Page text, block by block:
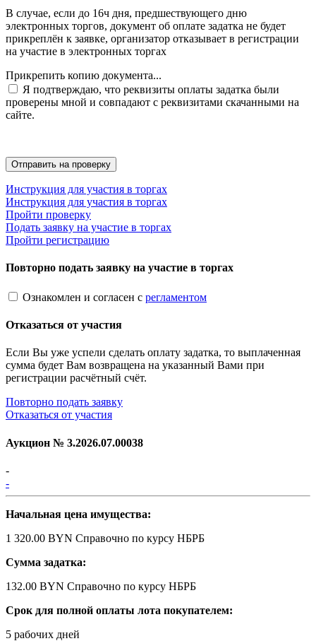
В случае, если до 16ч дня, предшествующего дню
электронных торгов, документ об оплате задатка не будет
прикреплён к заявке, организатор отказывает в регистрации
на участие в электронных торгах
Прикрепить копию документа...
Я подтверждаю, что реквизиты оплаты задатка были
проверены мной и совпадают с реквизитами скачанными на
сайте.
Инструкция для участия в торгах
Инструкция для участия в торгах
Пройти проверку
Подать заявку на участие в торгах
Пройти регистрацию
Повторно подать заявку на участие в торгах
Ознакомлен и согласен с регламентом
Отказаться от участия
Если Вы уже успели сделать оплату задатка, то выплаченная
сумма будет Вам возвращена на указанный Вами при
регистрации расчётный счёт.
Повторно подать заявку
Отказаться от участия
Аукцион № 3.2026.07.00038
-
-
Начальная цена имущества:
1 320.00 BYN Справочно по курсу НБРБ
Сумма задатка:
132.00 BYN Справочно по курсу НБРБ
Срок для полной оплаты лота покупателем:
5 рабочих дней